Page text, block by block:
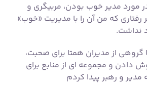
مورد مدیر خوب بودن، مربیگری و
رفتاری که من آن را با مدیریت «خوب»
نداشت.
از مدیران همتا برای صحبت،
دادن و مجموعه ای از منابع برای
و رهبر پیدا کردم